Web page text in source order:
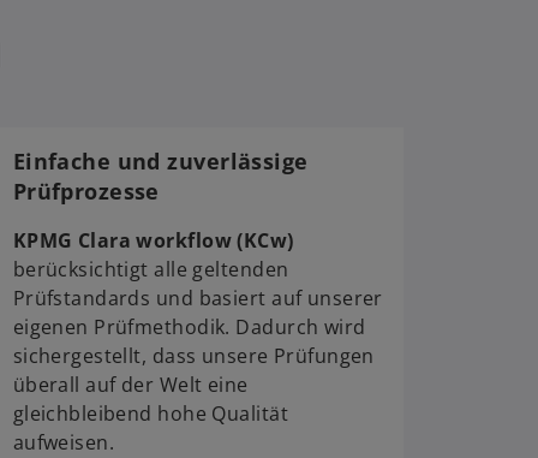
Einfache und zuverlässige
Prüfprozesse
KPMG Clara workflow (KCw)
berücksichtigt alle geltenden
Prüfstandards und basiert auf unserer
eigenen Prüfmethodik. Dadurch wird
sichergestellt, dass unsere Prüfungen
überall auf der Welt eine
gleichbleibend hohe Qualität
aufweisen.